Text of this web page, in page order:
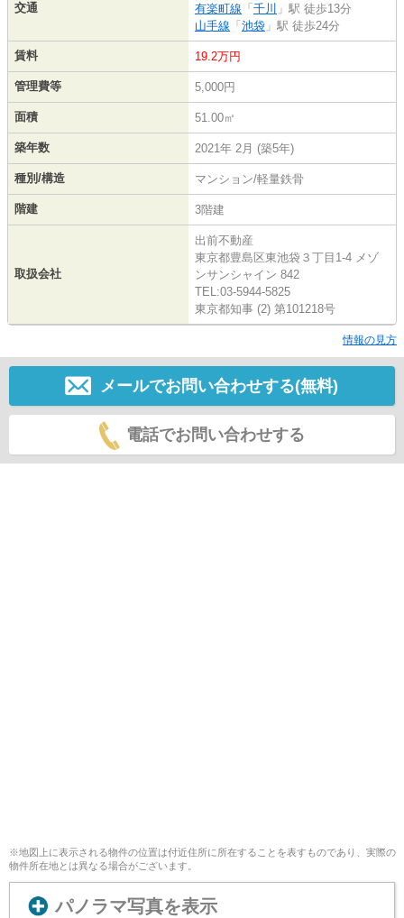
交通
有楽町線 「 千川 」駅 徒歩13分
山手線 「 池袋 」駅 徒歩24分
賃料 19.2万円
管理費等 5,000円
面積 51.00㎡
築年数 2021年 2月 (築5年)
種別/構造 マンション/軽量鉄骨
階建 3階建
取扱会社
出前不動産
東京都豊島区東池袋３丁目1-4 メゾ
ンサンシャイン 842
TEL:03-5944-5825
東京都知事 (2) 第101218号
情報の見方
メールでお問い合わせする(無料)
電話でお問い合わせする
※地図上に表示される物件の位置は付近住所に所在することを表すものであり、実際の
物件所在地とは異なる場合がございます。
パノラマ写真を表示